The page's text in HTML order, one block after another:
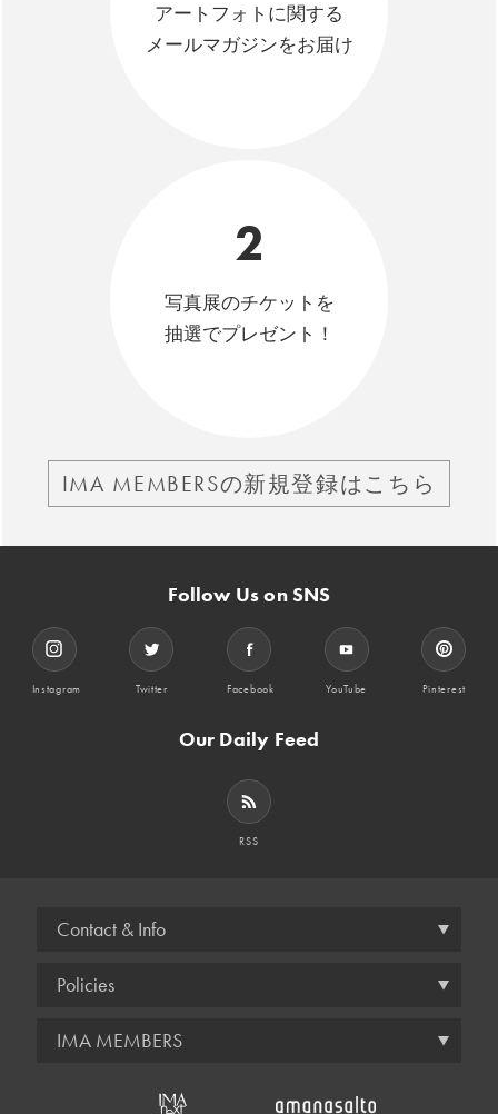
アートフォトに関する
メールマガジンをお届け
2
写真展のチケットを
抽選でプレゼント！
IMA MEMBERSの新規登録はこちら
Follow Us on SNS
Instagram Twitter Facebook YouTube Pinterest
Our Daily Feed
RSS
Contact & Info
Policies
IMA MEMBERS